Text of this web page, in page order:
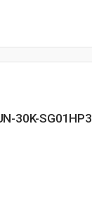
30K-